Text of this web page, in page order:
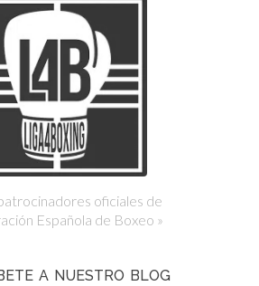
oficiales de
Española de Boxeo »
A NUESTRO BLOG